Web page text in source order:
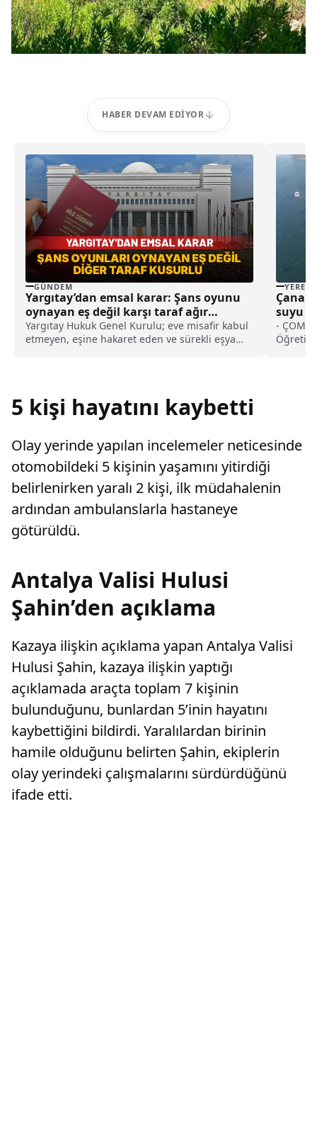
HABER DEVAM EDIYOR
GÜNDEM
Yargıtay’dan emsal karar: Şans oyunu
oynayan eş değil karşı taraf ağır
kusurlu sayıldı
Yargıtay Hukuk Genel Kurulu; eve misafir kabul
etmeyen, eşine hakaret eden ve sürekli eşya
YEREL
suyu
-
5 kişi hayatını kaybetti
Olay yerinde yapılan incelemeler neticesinde
otomobildeki 5 kişinin yaşamını yitirdiği
belirlenirken yaralı 2 kişi, ilk müdahalenin
ardından ambulanslarla hastaneye
götürüldü.
Antalya Valisi Hulusi
Şahin’den açıklama
Kazaya ilişkin açıklama yapan Antalya Valisi
Hulusi Şahin, kazaya ilişkin yaptığı
açıklamada araçta toplam 7 kişinin
bulunduğunu, bunlardan 5’inin hayatını
kaybettiğini bildirdi. Yaralılardan birinin
hamile olduğunu belirten Şahin, ekiplerin
olay yerindeki çalışmalarını sürdürdüğünü
ifade etti.